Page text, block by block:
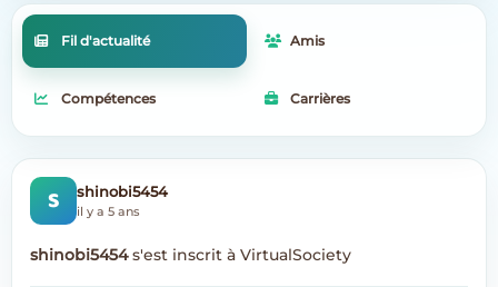
Fil d'actualité Amis
Compétences Carrières
S shinobi5454
il y a 5 ans
shinobi5454s'est inscrit à VirtualSociety